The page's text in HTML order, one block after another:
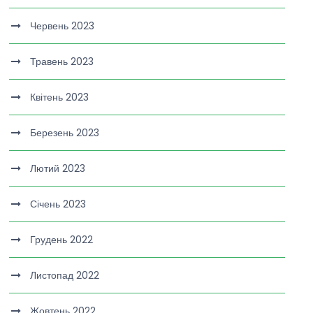
Червень 2023
Травень 2023
Квітень 2023
Березень 2023
Лютий 2023
Січень 2023
Грудень 2022
Листопад 2022